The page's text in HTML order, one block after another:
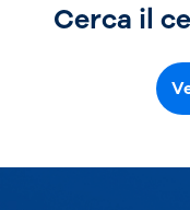
Cerca il